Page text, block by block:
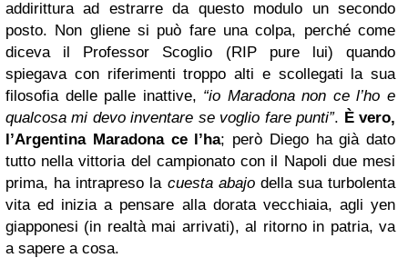
addirittura ad estrarre da questo modulo un secondo
posto. Non gliene si può fare una colpa, perché come
diceva il Professor Scoglio (RIP pure lui) quando
spiegava con riferimenti troppo alti e scollegati la sua
filosofia delle palle inattive, “io Maradona non ce l’ho e
qualcosa mi devo inventare se voglio fare punti”. È vero,
l’Argentina Maradona ce l’ha; però Diego ha già dato
tutto nella vittoria del campionato con il Napoli due mesi
prima, ha intrapreso la cuesta abajodella sua turbolenta
vita ed inizia a pensare alla dorata vecchiaia, agli yen
giapponesi (in realtà mai arrivati), al ritorno in patria, va
a sapere a cosa.